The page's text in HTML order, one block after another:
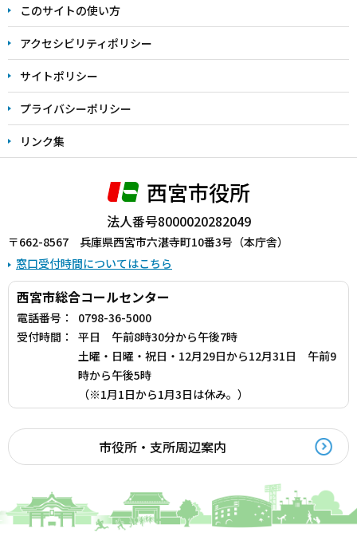
このサイトの使い方
アクセシビリティポリシー
サイトポリシー
プライバシーポリシー
リンク集
西宮市役所
法人番号8000020282049
〒662-8567 兵庫県西宮市六湛寺町10番3号（本庁舎）
窓口受付時間についてはこちら
西宮市総合コールセンター
電話番号：
0798-36-5000
受付時間：
平日 午前8時30分から午後7時
土曜・日曜・祝日・12月29日から12月31日 午前9
時から午後5時
（※1月1日から1月3日は休み。）
市役所・支所周辺案内